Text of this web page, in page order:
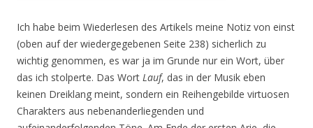
Ich habe beim Wiederlesen des Artikels meine Notiz von einst
(oben auf der wiedergegebenen Seite 238) sicherlich zu
wichtig genommen, es war ja im Grunde nur ein Wort, über
das ich stolperte. Das Wort Lauf, das in der Musik eben
keinen Dreiklang meint, sondern ein Reihengebilde virtuosen
Charakters aus nebenanderliegenden und